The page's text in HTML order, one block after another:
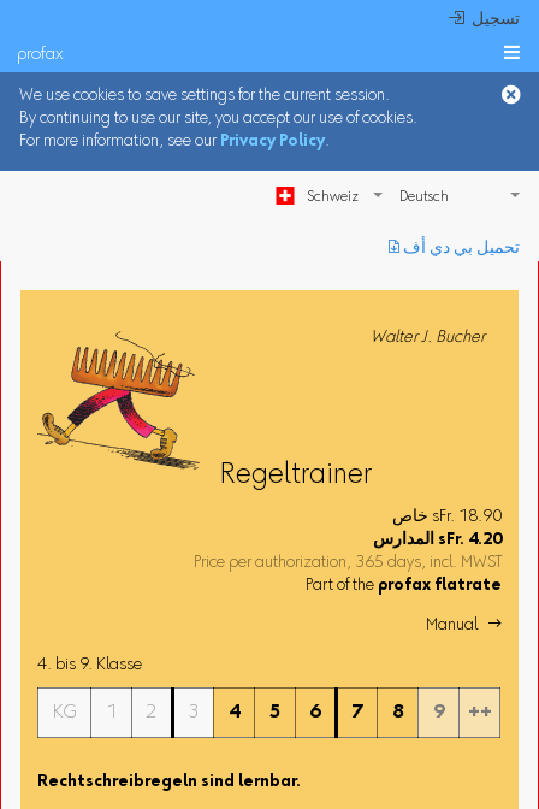
 تسجيل
profax 
We use cookies to save settings for the current session.
By continuing to use our site, you accept our use of cookies.
For more information, see our Privacy Policy.
Schweiz
︎ تحميل بي دي أف
Walter J. Bucher
Regeltrainer
خاص sFr. 18.90
المدارس sFr. 4.20
Price per authorization, 365 days, incl. MWST
Part of the profax flatrate
Manual 
4. bis 9. Klasse
KG 1 2 3 4 5 6 7 8 9 ++
Rechtschreibregeln sind lernbar.